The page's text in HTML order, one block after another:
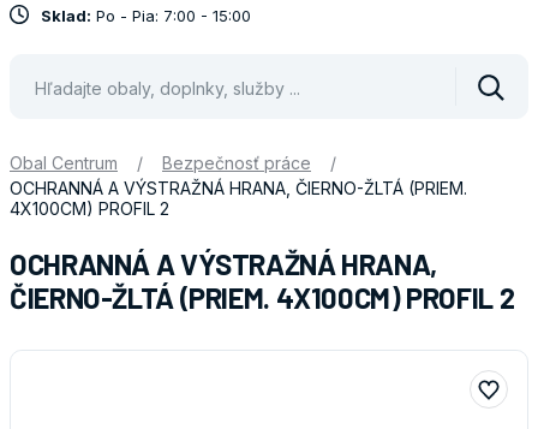
Sklad: Po - Pia: 7:00 - 15:00
Obal Centrum / Bezpečnosť práce
/
OCHRANNÁ A VÝSTRAŽNÁ HRANA, ČIERNO-ŽLTÁ (PRIEM.
4X100CM) PROFIL 2
OCHRANNÁ A VÝSTRAŽNÁ HRANA,
ČIERNO-ŽLTÁ (PRIEM. 4X100CM) PROFIL 2